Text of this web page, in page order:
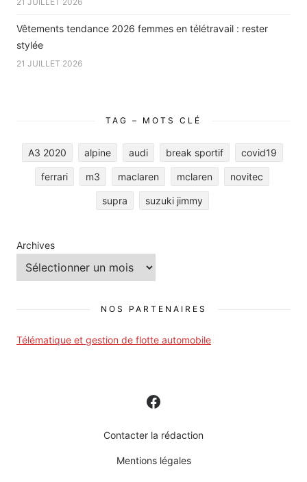
Vêtements tendance 2026 femmes en télétravail : rester
stylée
21 JUILLET 2026
TAG – MOTS CLÉ
A3 2020 alpine audi break sportif covid19
ferrari m3 maclaren mclaren novitec
supra suzuki jimmy
Archives
NOS PARTENAIRES
Télématique et gestion de flotte automobile
Contacter la rédaction
Mentions légales